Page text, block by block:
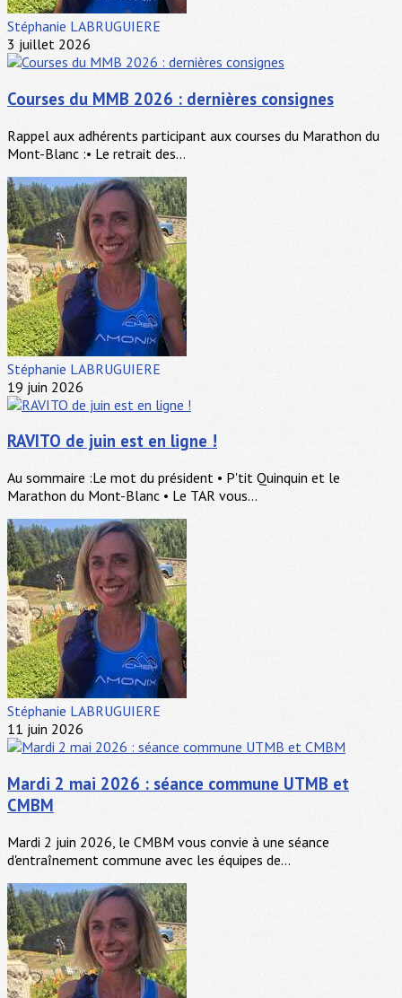
Stéphanie LABRUGUIERE
3 juillet 2026
Courses du MMB 2026 : dernières consignes
Rappel aux adhérents participant aux courses du Marathon du
Mont-Blanc :• Le retrait des...
Stéphanie LABRUGUIERE
19 juin 2026
RAVITO de juin est en ligne !
Au sommaire :Le mot du président • P'tit Quinquin et le
Marathon du Mont-Blanc • Le TAR vous...
Stéphanie LABRUGUIERE
11 juin 2026
Mardi 2 mai 2026 : séance commune UTMB et
CMBM
Mardi 2 juin 2026, le CMBM vous convie à une séance
d'entraînement commune avec les équipes de...